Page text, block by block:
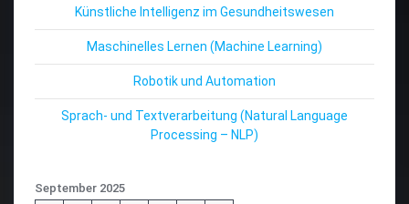
Künstliche Intelligenz im Gesundheitswesen
Maschinelles Lernen (Machine Learning)
Robotik und Automation
Sprach- und Textverarbeitung (Natural Language
Processing – NLP)
September 2025